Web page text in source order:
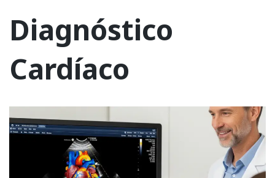
Diagnóstico
Cardíaco